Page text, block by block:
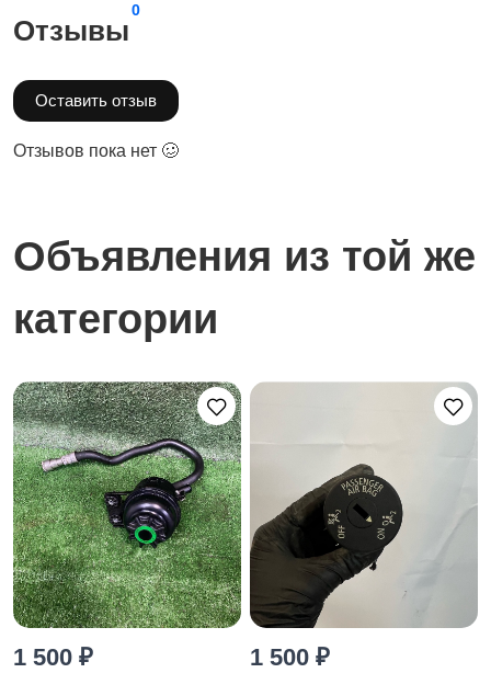
Отзывы
0
Оставить отзыв
Отзывов пока нет 🥴
Объявления из той же
категории
1 500 ₽ 1 500 ₽